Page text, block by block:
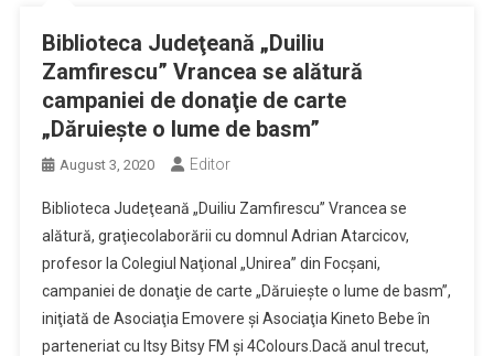
Biblioteca Judeţeană „Duiliu
Zamfirescu” Vrancea se alătură
campaniei de donaţie de carte
„Dăruieşte o lume de basm”
August 3, 2020 Editor
Biblioteca Judeţeană „Duiliu Zamfirescu” Vrancea se
alătură, graţiecolaborării cu domnul Adrian Atarcicov,
profesor la Colegiul Naţional „Unirea” din Focşani,
campaniei de donaţie de carte „Dăruieşte o lume de basm”,
iniţiată de Asociaţia Emovere şi Asociaţia Kineto Bebe în
parteneriat cu Itsy Bitsy FM şi 4Colours.Dacă anul trecut,